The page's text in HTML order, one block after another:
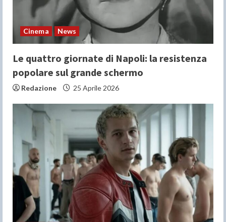
Cinema News
Le quattro giornate di Napoli: la resistenza
popolare sul grande schermo
Redazione 25 Aprile 2026